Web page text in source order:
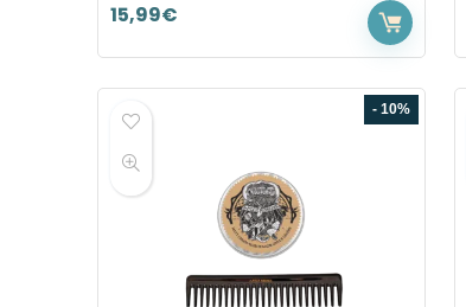
15,99€
- 10%